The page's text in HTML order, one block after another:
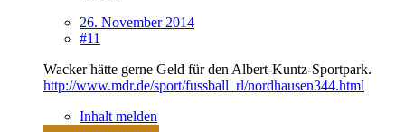
26. November 2014
#11
Wacker hätte gerne Geld für den Albert-Kuntz-Sportpark.
http://www.mdr.de/sport/fussball_rl/nordhausen344.html
Inhalt melden